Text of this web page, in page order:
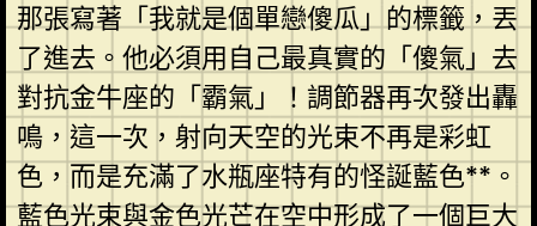
那張寫著「我就是個單戀傻瓜」的標籤，丟
了進去。他必須用自己最真實的「傻氣」去
對抗金牛座的「霸氣」！調節器再次發出轟
鳴，這一次，射向天空的光束不再是彩虹
色，而是充滿了水瓶座特有的怪誕藍色**。
藍色光束與金色光芒在空中形成了一個巨大